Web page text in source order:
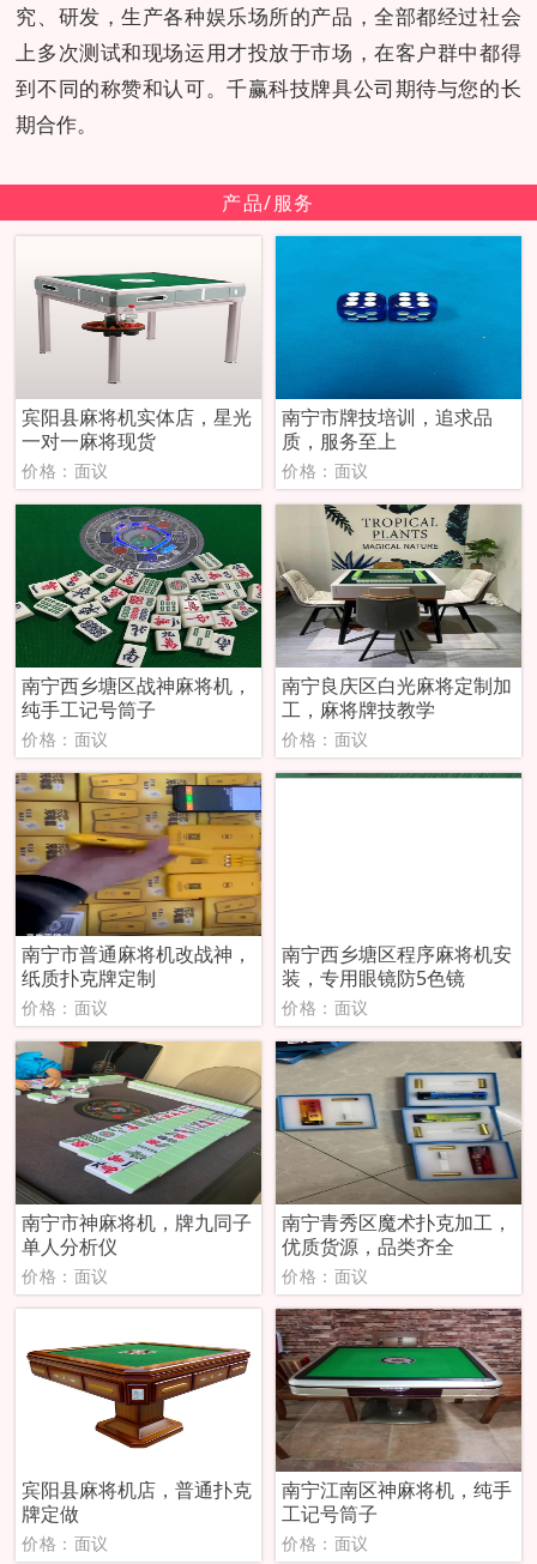
究、研发，生产各种娱乐场所的产品，全部都经过社会
上多次测试和现场运用才投放于市场，在客户群中都得
到不同的称赞和认可。千赢科技牌具公司期待与您的长
期合作。
产品/服务
宾阳县麻将机实体店，星光
一对一麻将现货
价格：面议
南宁市牌技培训，追求品
质，服务至上
价格：面议
南宁西乡塘区战神麻将机，
纯手工记号筒子
价格：面议
南宁良庆区白光麻将定制加
工，麻将牌技教学
价格：面议
南宁市普通麻将机改战神，
纸质扑克牌定制
价格：面议
南宁西乡塘区程序麻将机安
装，专用眼镜防5色镜
价格：面议
南宁市神麻将机，牌九同子
单人分析仪
价格：面议
南宁青秀区魔术扑克加工，
优质货源，品类齐全
价格：面议
宾阳县麻将机店，普通扑克
牌定做
价格：面议
南宁江南区神麻将机，纯手
工记号筒子
价格：面议